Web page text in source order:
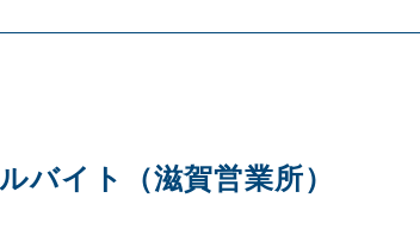
バイト（滋賀営業所）